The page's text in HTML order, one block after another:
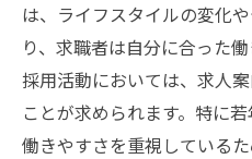
は、ライフスタイルの変化
り、求職者は自分に合った
採用活動においては、求人
ことが求められます。特に
働きやすさを重視している